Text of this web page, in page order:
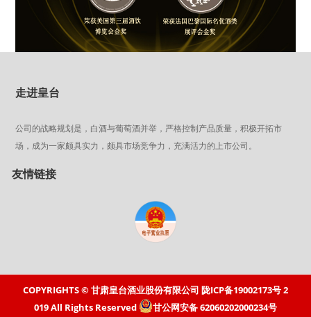
走进皇台
公司的战略规划是，白酒与葡萄酒并举，严格控制产品质量，积极开拓市
场，成为一家颇具实力，颇具市场竞争力，充满活力的上市公司。
友情链接
COPYRIGHTS © 甘肃皇台酒业股份有限公司 陇ICP备19002173号2
019 All Rights Reserved
甘公网安备 62060202000234号